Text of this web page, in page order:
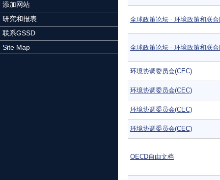
添加网站
研究和报表
联系GSSD
Site Map
全球政策论坛 - 环境政策和联
全球政策论坛 - 环境政策和联
环境协调委员会(CEC)
环境协调委员会(CEC)
环境协调委员会(CEC)
环境协调委员会(CEC)
OECD自由文档